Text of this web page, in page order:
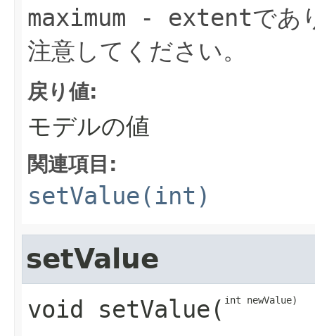
maximum - extentであ
注意してください。
戻り値:
モデルの値
関連項目:
setValue(int)
setValue
void setValue​( int newValue)